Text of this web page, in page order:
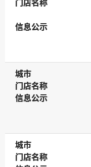
门店名称
门店名称
信息公示
信息公示
城市
城市
门店名称
门店名称
信息公示
信息公示
城市
城市
门店名称
门店名称